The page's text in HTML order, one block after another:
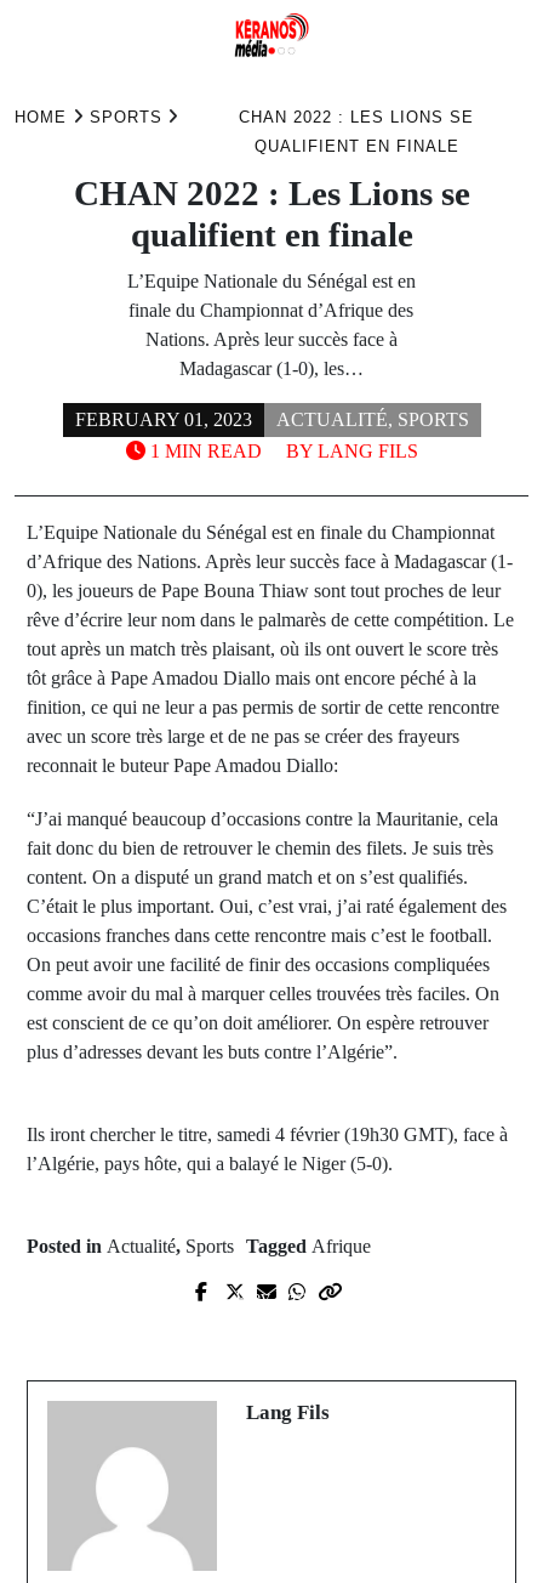
HOME SPORTS
CHAN 2022 : LES LIONS SE
QUALIFIENT EN FINALE
CHAN 2022 : Les Lions se
qualifient en finale
L’Equipe Nationale du Sénégal est en
finale du Championnat d’Afrique des
Nations. Après leur succès face à
Madagascar (1-0), les…
FEBRUARY 01, 2023 ACTUALITÉ, SPORTS
BY LANG FILS
1 MIN READ
L’Equipe Nationale du Sénégal est en finale du Championnat
d’Afrique des Nations. Après leur succès face à Madagascar (1-
0), les joueurs de Pape Bouna Thiaw sont tout proches de leur
rêve d’écrire leur nom dans le palmarès de cette compétition. Le
tout après un match très plaisant, où ils ont ouvert le score très
tôt grâce à Pape Amadou Diallo mais ont encore péché à la
finition, ce qui ne leur a pas permis de sortir de cette rencontre
avec un score très large et de ne pas se créer des frayeurs
reconnait le buteur Pape Amadou Diallo:
“J’ai manqué beaucoup d’occasions contre la Mauritanie, cela
fait donc du bien de retrouver le chemin des filets. Je suis très
content. On a disputé un grand match et on s’est qualifiés.
C’était le plus important. Oui, c’est vrai, j’ai raté également des
occasions franches dans cette rencontre mais c’est le football.
On peut avoir une facilité de finir des occasions compliquées
comme avoir du mal à marquer celles trouvées très faciles. On
est conscient de ce qu’on doit améliorer. On espère retrouver
plus d’adresses devant les buts contre l’Algérie”.
Ils iront chercher le titre, samedi 4 février (19h30 GMT), face à
l’Algérie, pays hôte, qui a balayé le Niger (5-0).
Posted in Actualité, Sports Tagged Afrique
Prev Post
Lang Fils